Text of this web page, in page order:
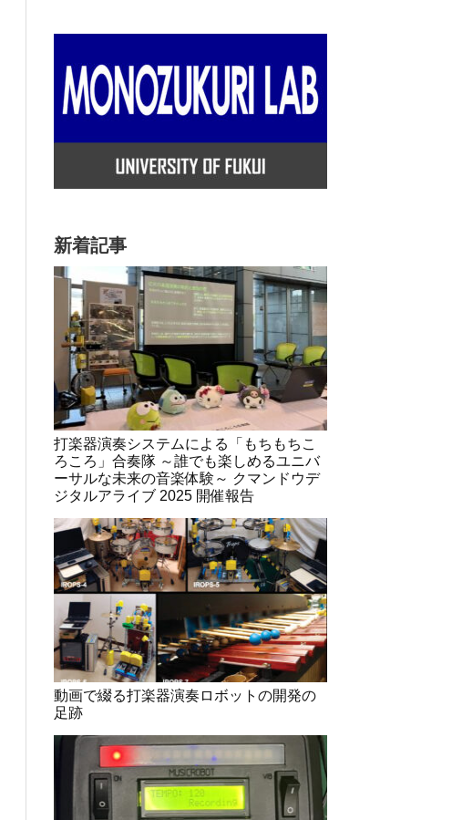
新着記事
打楽器演奏システムによる「もちもちこ
ろころ」合奏隊 ～誰でも楽しめるユニバ
ーサルな未来の音楽体験～ クマンドウデ
ジタルアライブ 2025 開催報告
動画で綴る打楽器演奏ロボットの開発の
足跡